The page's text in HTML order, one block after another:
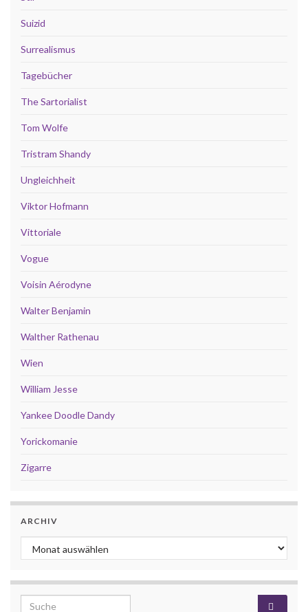
Suizid
Surrealismus
Tagebücher
The Sartorialist
Tom Wolfe
Tristram Shandy
Ungleichheit
Viktor Hofmann
Vittoriale
Vogue
Voisin Aérodyne
Walter Benjamin
Walther Rathenau
Wien
William Jesse
Yankee Doodle Dandy
Yorickomanie
Zigarre
ARCHIV
Archiv
Search for: